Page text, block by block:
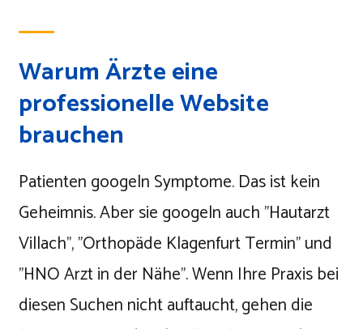
Warum Ärzte eine
professionelle Website
brauchen
Patienten googeln Symptome. Das ist kein
Geheimnis. Aber sie googeln auch "Hautarzt
Villach", "Orthopäde Klagenfurt Termin" und
"HNO Arzt in der Nähe". Wenn Ihre Praxis bei
diesen Suchen nicht auftaucht, gehen die